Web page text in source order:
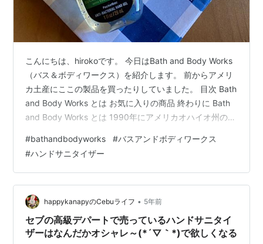
こんにちは、hirokoです。 今日はBath and Body Works
（バス＆ボディワークス）を紹介します。 前からアメリ
カ土産にここの製品を買ったりしていました。 目次 Bath
and Body Works とは お気に入りの商品 終わりに Bath
and Body Works とは 1990年にアメリカオハイオ州のニ
湿剤やソープ、キャンドル、キッチン用の洗剤やハンド
ソープ、サニタイザーなどを売っている店です。元々は
アメリカの店ですが、今やヨーロッパ、アジア、オース
トラリアなどにもあり、日本にはまだありません。ハワ
イやアメリカ本土…
#bathandbodyworks #バスアンドボディワークス
#ハンドサニタイザー
happykanapyのCebuライフ • 5年前
セブの高級デパートで売っているハンドサニタイ
ザーはなんだかオシャレ～(*´▽｀*)で欲しくなる